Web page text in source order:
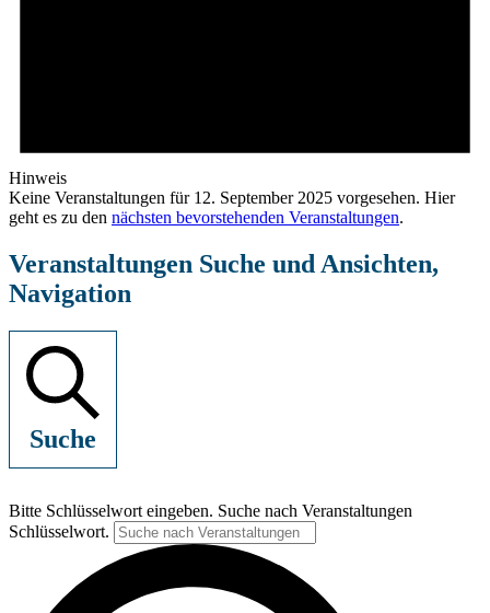
Hinweis
Keine Veranstaltungen für 12. September 2025 vorgesehen. Hier
geht es zu den nächsten bevorstehenden Veranstaltungen.
Veranstaltungen Suche und Ansichten,
Navigation
Suche
Bitte Schlüsselwort eingeben. Suche nach Veranstaltungen
Schlüsselwort.